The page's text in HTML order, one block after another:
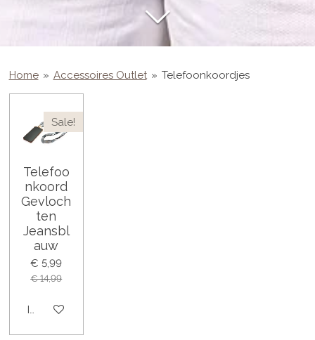
Home » Accessoires Outlet » Telefoonkoordjes
Sale!
Telefoo
nkoord
Gevloch
ten
Jeansbl
auw
€ 5,99
€ 14,99
In winkelwagen